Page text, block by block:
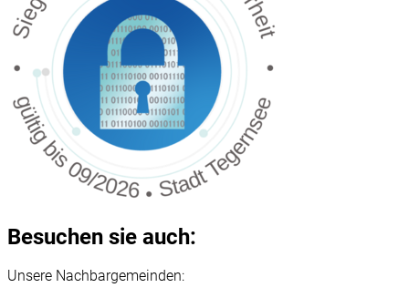
Besuchen sie auch:
Unsere Nachbargemeinden: